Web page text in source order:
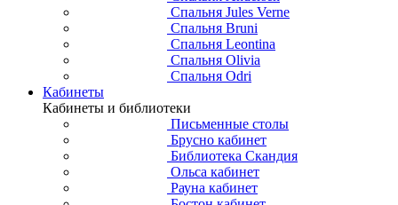
Спальня Jules Verne
Спальня Bruni
Спальня Leontina
Спальня Olivia
Спальня Odri
Кабинеты
Кабинеты и библиотеки
Письменные столы
Брусно кабинет
Библиотека Скандия
Ольса кабинет
Рауна кабинет